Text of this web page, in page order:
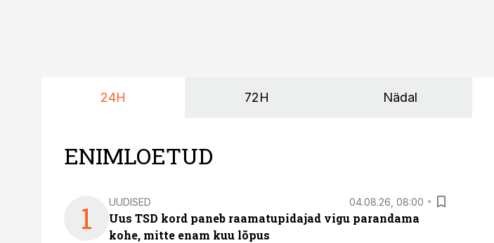
24H 72H Nädal
ENIMLOETUD
1 UUDISED 04.08.26, 08:00
Uus TSD kord paneb raamatupidajad vigu parandama
kohe, mitte enam kuu lõpus